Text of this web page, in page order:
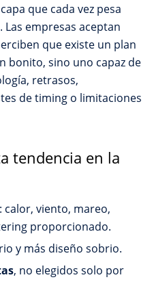
que cada vez pesa
empresas aceptan
que existe un plan
bonito, sino uno capaz de
retrasos,
de timing o limitaciones
tendencia en la
: calor, viento, mareo,
proporcionado.
y más diseño sobrio.
, no elegidos solo por